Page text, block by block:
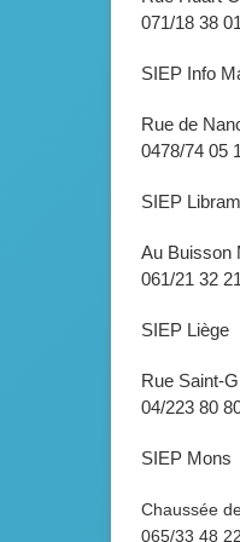
071/18 38
SIEP Info
Rue de
0478/74 05
SIEP
Au Buisson
061/21 32
SIEP Liège
Rue Saint-
04/223 80
SIEP Mons
Chaussée
065/33 48